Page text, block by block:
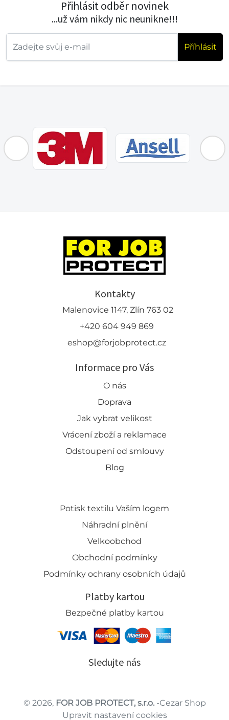
Přihlásit odběr novinek
...už vám nikdy nic neunikne!!!
Příhlásit
Kontakty
Malenovice 1147, Zlín 763 02
+420 604 949 869
eshop@forjobprotect.cz
Informace pro Vás
O nás
Doprava
Jak vybrat velikost
Vrácení zboží a reklamace
Odstoupení od smlouvy
Blog
Potisk textilu Vaším logem
Náhradní plnění
Velkoobchod
Obchodní podmínky
Podmínky ochrany osobních údajů
Platby kartou
Bezpečné platby kartou
Sledujte nás
© 2026, FOR JOB PROTECT, s.r.o.-Cezar Shop
Upravit nastavení cookies